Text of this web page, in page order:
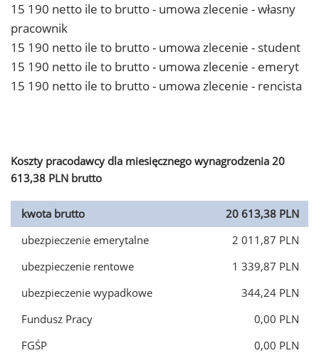
15 190 netto ile to brutto - umowa zlecenie - własny
pracownik
15 190 netto ile to brutto - umowa zlecenie - student
15 190 netto ile to brutto - umowa zlecenie - emeryt
15 190 netto ile to brutto - umowa zlecenie - rencista
Koszty pracodawcy dla miesięcznego wynagrodzenia 20
613,38 PLN brutto
kwota brutto
20 613,38 PLN
ubezpieczenie emerytalne
2 011,87 PLN
ubezpieczenie rentowe
1 339,87 PLN
ubezpieczenie wypadkowe
344,24 PLN
Fundusz Pracy
0,00 PLN
FGŚP
0,00 PLN